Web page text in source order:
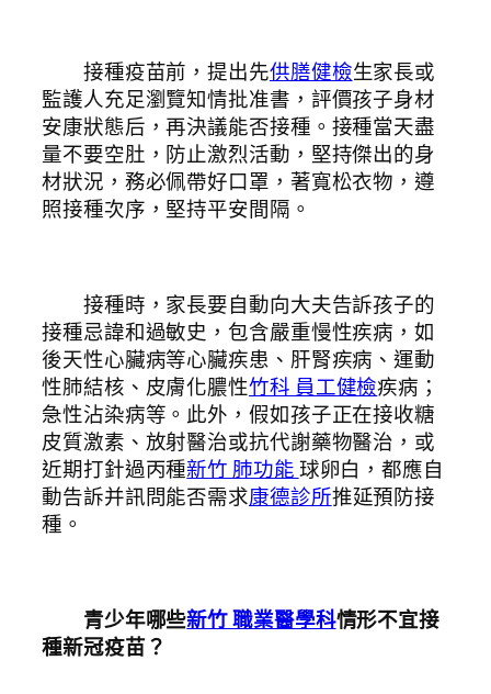
接種疫苗前，提出先供膳健檢生家長或
監護人充足瀏覽知情批准書，評價孩子身材
安康狀態后，再決議能否接種。接種當天盡
量不要空肚，防止激烈活動，堅持傑出的身
材狀況，務必佩帶好口罩，著寬松衣物，遵
照接種次序，堅持平安間隔。
接種時，家長要自動向大夫告訴孩子的
接種忌諱和過敏史，包含嚴重慢性疾病，如
後天性心臟病等心臟疾患、肝腎疾病、運動
性肺結核、皮膚化膿性竹科 員工健檢疾病；
急性沾染病等。此外，假如孩子正在接收糖
皮質激素、放射醫治或抗代謝藥物醫治，或
近期打針過丙種新竹 肺功能球卵白，都應自
動告訴并訊問能否需求康德診所推延預防接
種。
青少年哪些新竹 職業醫學科情形不宜接
種新冠疫苗？